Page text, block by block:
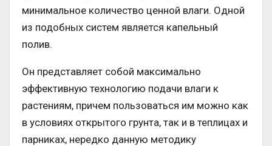
минимальное количество ценной влаги. Одной
из подобных систем является капельный
полив.
Он представляет собой максимально
эффективную технологию подачи влаги к
растениям, причем пользоваться им можно как
в условиях открытого грунта, так и в теплицах и
парниках, нередко данную методику